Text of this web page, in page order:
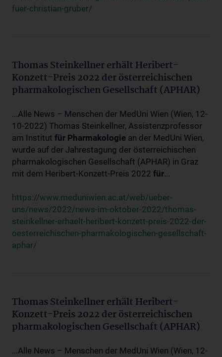
fuer-christian-gruber/
Thomas Steinkellner erhält Heribert-
Konzett-Preis 2022 der österreichischen
pharmakologischen Gesellschaft (APHAR)
...Alle News – Menschen der MedUni Wien (Wien, 12-
10-2022) Thomas Steinkellner, Assistenzprofessor
am Institut für Pharmakologie an der MedUni Wien,
wurde auf der Jahrestagung der österreichischen
pharmakologischen Gesellschaft (APHAR) in Graz
mit dem Heribert-Konzett-Preis 2022 für...
https://www.meduniwien.ac.at/web/ueber-
uns/news/2022/news-im-oktober-2022/thomas-
steinkellner-erhaelt-heribert-konzett-preis-2022-der-
oesterreichischen-pharmakologischen-gesellschaft-
aphar/
Thomas Steinkellner erhält Heribert-
Konzett-Preis 2022 der österreichischen
pharmakologischen Gesellschaft (APHAR)
...Alle News – Menschen der MedUni Wien (Wien, 12-